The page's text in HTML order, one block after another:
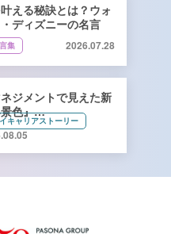
える秘訣とは？ウォ
ディズニーの名言
集 2026.07.28
ネジメントで見えた新
色』
ーヒー株式会社 管理
務人事部 人財開発
寺﨑由香里さん【前
キャリアストーリー